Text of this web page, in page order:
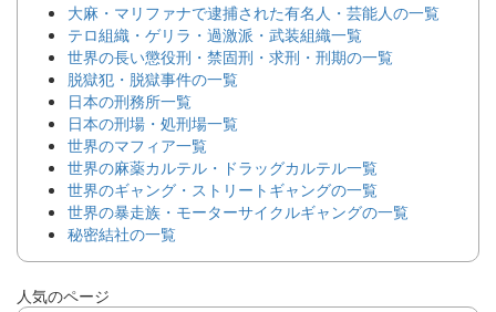
大麻・マリファナで逮捕された有名人・芸能人の一覧
テロ組織・ゲリラ・過激派・武装組織一覧
世界の長い懲役刑・禁固刑・求刑・刑期の一覧
脱獄犯・脱獄事件の一覧
日本の刑務所一覧
日本の刑場・処刑場一覧
世界のマフィア一覧
世界の麻薬カルテル・ドラッグカルテル一覧
世界のギャング・ストリートギャングの一覧
世界の暴走族・モーターサイクルギャングの一覧
秘密結社の一覧
人気のページ